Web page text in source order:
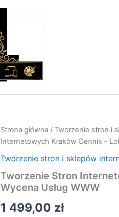
Strona główna / Tworzenie stron i
Internetowych Kraków Cennik –
Tworzenie stron i sklepów
Tworzenie Stron
Wycena Usług WWW
1 499,00 zł
ilość
Tworzenie
Internetowych
Cennik
–
Wycena